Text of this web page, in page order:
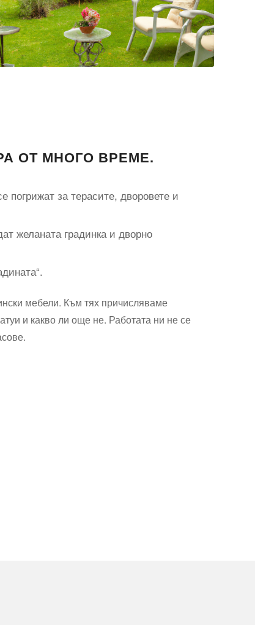
ОТ МНОГО ВРЕМЕ.
погрижат за терасите, дворовете и
желаната градинка и дворно
мебели. Към тях причисляваме
и какво ли още не. Работата ни не се